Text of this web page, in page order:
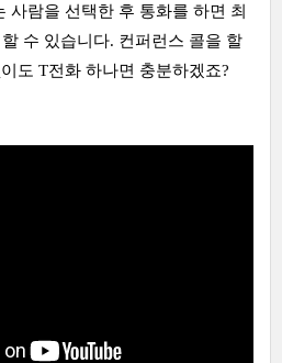
사람을 선택한 후 통화를 하면 최
수 있습니다. 컨퍼런스 콜을 할
도 T전화 하나면 충분하겠죠?